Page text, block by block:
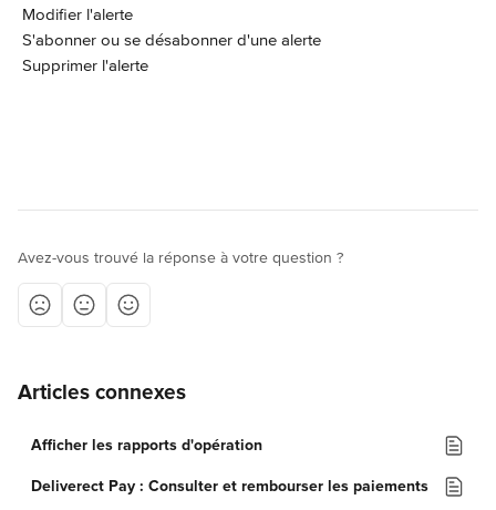
Modifier l'alerte
S'abonner ou se désabonner d'une alerte
Supprimer l'alerte
Avez-vous trouvé la réponse à votre question ?
Articles connexes
Afficher les rapports d'opération
Deliverect Pay : Consulter et rembourser les paiements